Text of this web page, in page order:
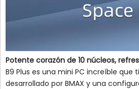
Potente corazón de 10 núcleos,
B9 Plus es una mini PC increíble
desarrollado por BMAX y una